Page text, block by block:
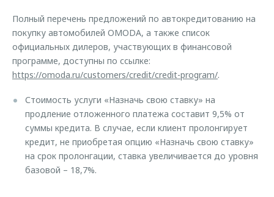
Полный перечень предложений по автокредитованию на
покупку автомобилей OMODA, а также список
официальных дилеров, участвующих в финансовой
программе, доступны по ссылке:
https://omoda.ru/customers/credit/credit-program/.
Стоимость услуги «Назначь свою ставку» на
продление отложенного платежа составит 9,5% от
суммы кредита. В случае, если клиент пролонгирует
кредит, не приобретая опцию «Назначь свою ставку»
на срок пролонгации, ставка увеличивается до уровня
базовой – 18,7%.